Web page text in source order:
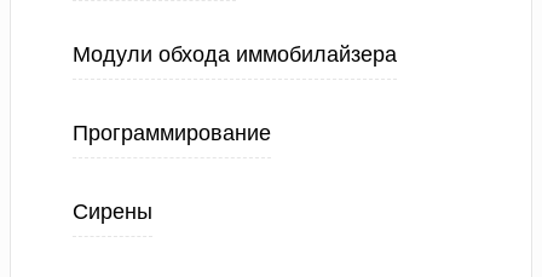
Модули обхода иммобилайзера
Программирование
Сирены